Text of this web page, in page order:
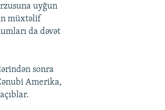
uyğun
müxtəlif
da dəvət
sonra
Amerika,